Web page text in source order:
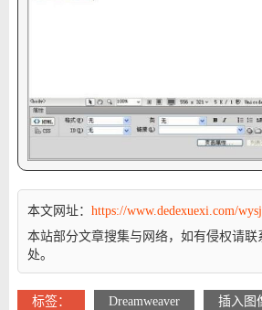
本文网址： https://www.dedexuexi.com/
本站部分文章搜集与网络，如有侵权请联
处。
标签： Dreamweaver 插入图